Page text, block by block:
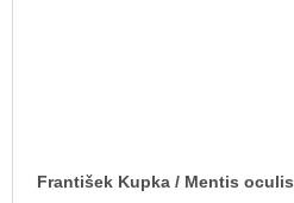
František Kupka / Mentis